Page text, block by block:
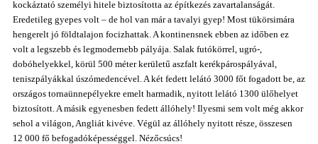
kockáztató személyi hitele biztosította az építkezés zavartalanságát.
Eredetileg gyepes volt – de hol van már a tavalyi gyep! Most tükörsimára
hengerelt jó földtalajon focizhattak. A kontinensnek ebben az időben ez
volt a legszebb és legmodernebb pályája. Salak futókörrel, ugró-,
dobóhelyekkel, körül 500 méter kerületű aszfalt kerékpárospályával,
teniszpályákkal úszómedencével. A két fedett lelátó 3000 főt fogadott be, az
országos tornaünnepélyekre emelt harmadik, nyitott lelátó 1300 ülőhelyet
biztosított. A másik egyenesben fedett állóhely! Ilyesmi sem volt még akkor
sehol a világon, Angliát kivéve. Végül az állóhely nyitott része, összesen
12 000 fő befogadóképességgel. Nézőcsúcs!